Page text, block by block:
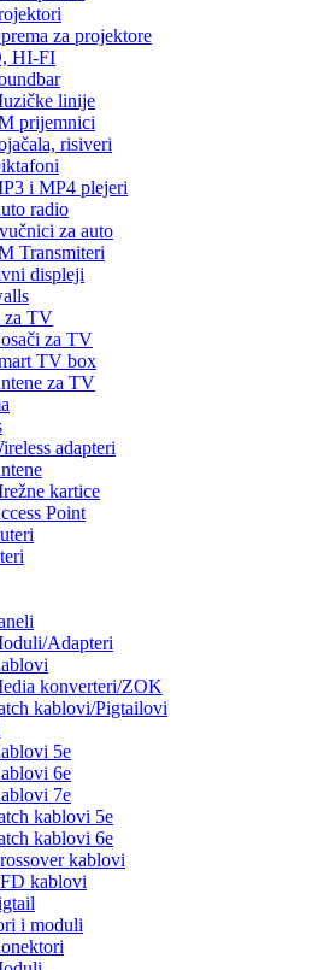
za projektore
HI-FI
linije
prijemnici
risiveri
i MP4 plejeri
radio
za auto
Transmiteri
displeji
za TV
za TV
TV box
za TV
adapteri
kartice
Point
Adapteri
konverteri/ZOK
kablovi/Pigtailovi
5e
6e
7e
kablovi 5e
kablovi 6e
kablovi
kablovi
i moduli